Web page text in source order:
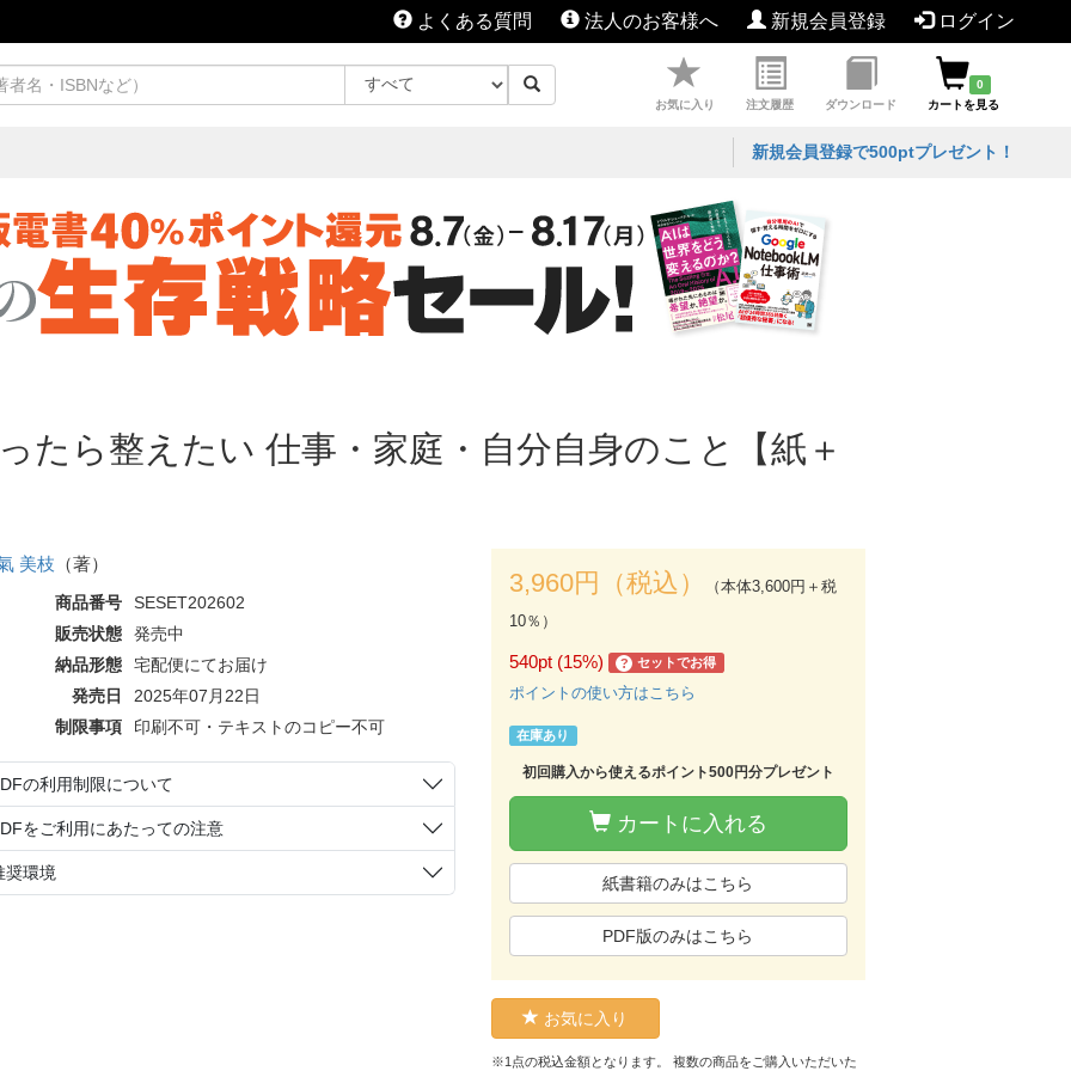
よくある質問 法人のお客様へ 新規会員登録 ログイン
お気に入り 注文履歴 ダウンロード
0
カートを見る
新規会員登録で500ptプレゼント！
たら整えたい 仕事・家庭・自分自身のこと【紙＋
美枝 （著）
商品番号
SESET202602
販売状態
発売中
納品形態
宅配便にてお届け
発売日
2025年07月22日
制限事項
印刷不可・テキストのコピー不可
の利用制限について
をご利用にあたっての注意
奨環境
3,960円（税込）
（本体3,600円＋税
10％）
540pt (15%) ? セットでお得
ポイントの使い方はこちら
在庫あり
初回購入から使えるポイント500円分プレゼント
カートに入れる
紙書籍のみはこちら
PDF版のみはこちら
お気に入り
※1点の税込金額となります。 複数の商品をご購入いただいた